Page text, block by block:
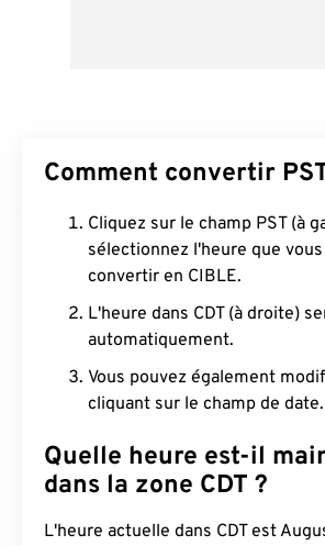
Comment convertir
Cliquez sur le champ PST (à
sélectionnez l'heure que
convertir en CIBLE.
L'heure dans CDT (à droite)
automatiquement.
Vous pouvez également
cliquant sur le champ de date.
Quelle heure est-il
dans la zone CDT ?
L'heure actuelle dans CDT est